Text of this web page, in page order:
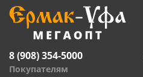
8 (908) 354-5000
Покупателям